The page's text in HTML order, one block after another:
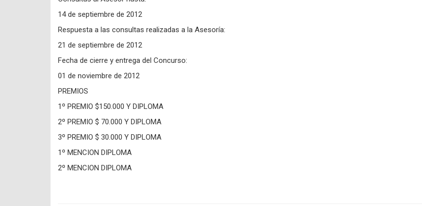
14 de septiembre de 2012
Respuesta a las consultas realizadas a la Asesoría:
21 de septiembre de 2012
Fecha de cierre y entrega del Concurso:
01 de noviembre de 2012
PREMIOS
1º PREMIO $150.000 Y DIPLOMA
2º PREMIO $ 70.000 Y DIPLOMA
3º PREMIO $ 30.000 Y DIPLOMA
1º MENCION DIPLOMA
2º MENCION DIPLOMA